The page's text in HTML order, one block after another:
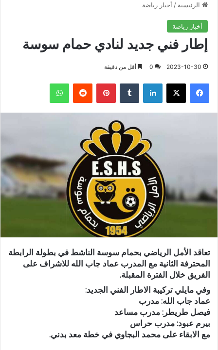
الرئيسية / أخبار رياضة
أخبار رياضة
إطار فني جديد لنادي حمام سوسة
2023-10-30
0 أقل من دقيقة
فيسبوك X لينكدإن بينتيريست واتساب
تعاقد الأمل الرياضي بحمام سوسة الناشط في بطولة الرابطة
المحترفة الثانية مع المدرب عماد جاب الله للاشراف على
الفريق خلال الفترة المقبلة.
وفي مايلي تركيبة الاطار الفني الجديد:
عماد جاب الله: مدرب
فيصل طريطر: مدرب مساعد
بيرم عبود: مدرب حراس
مع الابقاء على محمد البجاوي في خطة معد بدني.